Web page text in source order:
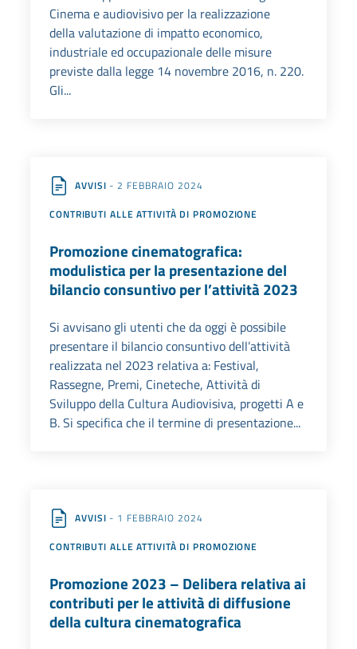
Cinema e audiovisivo per la realizzazione
della valutazione di impatto economico,
industriale ed occupazionale delle misure
previste dalla legge 14 novembre 2016, n. 220.
Gli...
AVVISI - 2 FEBBRAIO 2024
CONTRIBUTI ALLE ATTIVITÀ DI PROMOZIONE
Promozione cinematografica:
modulistica per la presentazione del
bilancio consuntivo per l’attività 2023
Si avvisano gli utenti che da oggi è possibile
presentare il bilancio consuntivo dell’attività
realizzata nel 2023 relativa a: Festival,
Rassegne, Premi, Cineteche, Attività di
Sviluppo della Cultura Audiovisiva, progetti A e
B. Si specifica che il termine di presentazione...
AVVISI - 1 FEBBRAIO 2024
CONTRIBUTI ALLE ATTIVITÀ DI PROMOZIONE
Promozione 2023 – Delibera relativa ai
contributi per le attività di diffusione
della cultura cinematografica